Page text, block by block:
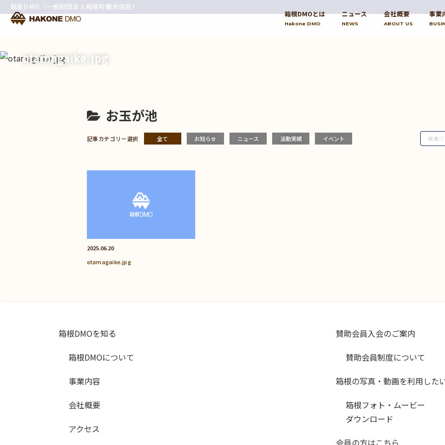
箱根DMO（一般財団法人箱根町観光協会）
箱根DMOとは
Hakone DMO
ニュース
NEWS
会社概要
ABOUT US
事業
otamagaike.jpg
お玉が池
記事カテゴリー選択 全て お知らせ ニュース 活動実績 イベント
2025.06.20
otamagaike.jpg
箱根DMOを知る
箱根DMOについて
事業内容
会社概要
アクセス
賛助会員入会のご案内
賛助会員制度について
箱根の写真・動画を利用した
箱根フォト・ムービー
ダウンロード
会員の方はこちら